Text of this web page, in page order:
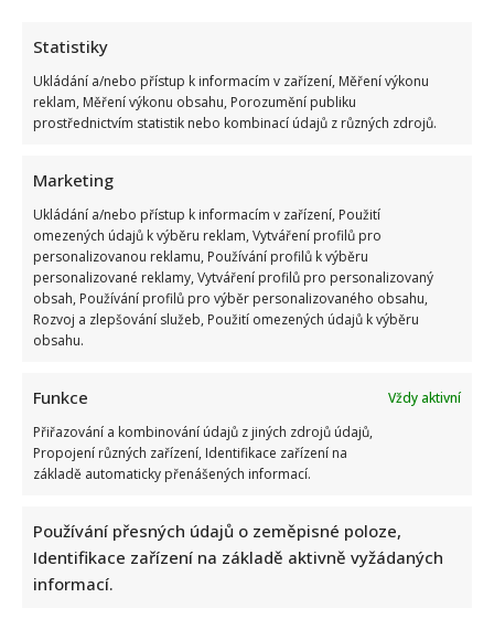
Statistiky
Ukládání a/nebo přístup k informacím v zařízení, Měření výkonu
reklam, Měření výkonu obsahu, Porozumění publiku
prostřednictvím statistik nebo kombinací údajů z různých zdrojů.
Marketing
Ukládání a/nebo přístup k informacím v zařízení, Použití
omezených údajů k výběru reklam, Vytváření profilů pro
personalizovanou reklamu, Používání profilů k výběru
personalizované reklamy, Vytváření profilů pro personalizovaný
obsah, Používání profilů pro výběr personalizovaného obsahu,
Rozvoj a zlepšování služeb, Použití omezených údajů k výběru
obsahu.
Funkce
Vždy aktivní
Přiřazování a kombinování údajů z jiných zdrojů údajů,
Propojení různých zařízení, Identifikace zařízení na
základě automaticky přenášených informací.
Používání přesných údajů o zeměpisné poloze,
Identifikace zařízení na základě aktivně vyžádaných
informací.
Test znalostí pro Husákovy děti: 10 otázek o životě za
normalizace ukáže, kdo má dobrou paměť
Autor: Richard Touš
8. 8. 2026
Retro kvíz o dovolené v době socialismu: Kdo získá 10 z 10
bodů, pamatuje si tehdejší cestování dokonale
8. 8. 2026